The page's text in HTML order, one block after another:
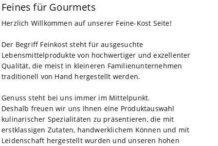
Feines für Gourmets
Herzlich Willkommen auf unserer Feine-Kost Seite!
Der Begriff Feinkost steht für ausgesuchte
Lebensmittelprodukte von hochwertiger und exzellenter
Qualität, die meist in kleineren Familienunternehmen
traditionell von Hand hergestellt werden.
Genuss steht bei uns immer im Mittelpunkt.
Deshalb freuen wir uns Ihnen eine Produktauswahl
kulinarischer Spezialitäten zu präsentieren, die mit
erstklassigen Zutaten, handwerklichem Können und mit
Leidenschaft hergestellt wurden und unseren hohen